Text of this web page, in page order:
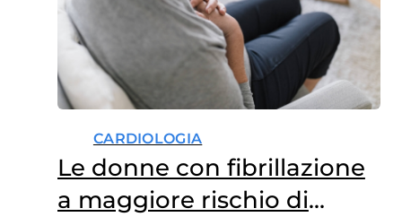
CARDIOLOGIA
Le donne con fibrillazione
a maggiore rischio di